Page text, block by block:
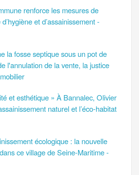
renforce les mesures de
et d’assainissement -
la fosse septique sous un pot de
l'annulation de la vente, la justice
et esthétique » À Bannalec, Olivier
naturel et l’éco-habitat
écologique : la nouvelle
ce village de Seine-Maritime -